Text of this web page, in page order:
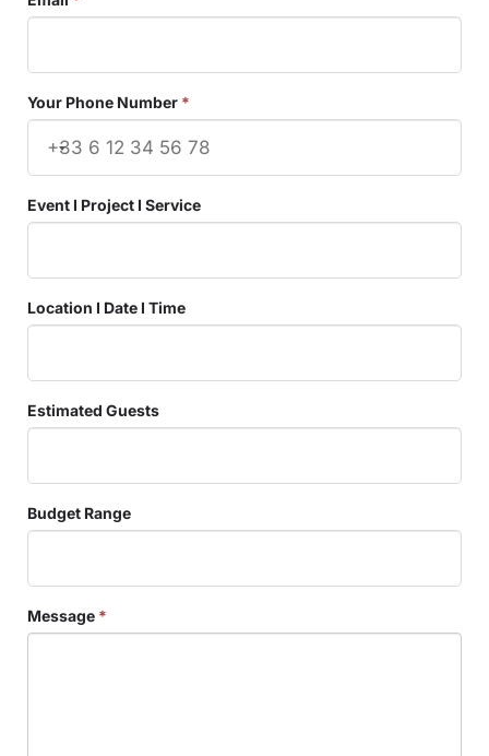
Your Phone Number *
Event I Project I Service
Location I Date I Time
Estimated Guests
Budget Range
Message *